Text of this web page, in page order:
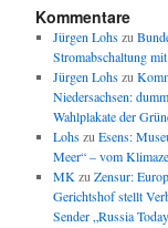
Kommentare
Jürgen Lohszu
Stromabschaltung
Jürgen Lohszu
Niedersachsen:
Wahlplakate der
Lohszu Esens:
Meer“ – vom
MK zu Zensur:
Gerichtshof stellt
Sender „Russia